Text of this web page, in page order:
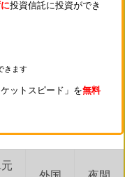
投資信託に投資ができ
きます
ットスピード」を無料
外国
夜間